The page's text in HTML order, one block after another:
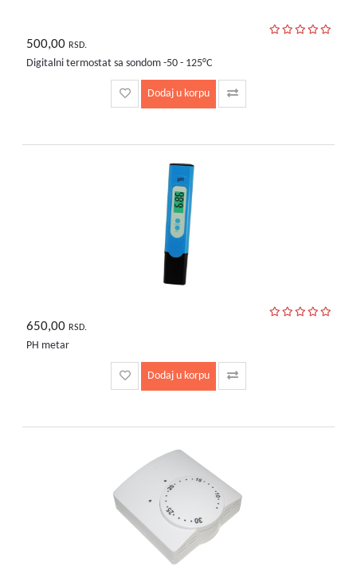
500,00 RSD.
Digitalni termostat sa sondom -50 - 125°C
Dodaj u korpu
650,00 RSD.
PH metar
Dodaj u korpu